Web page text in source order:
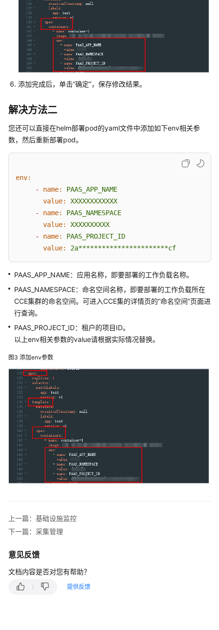
用
户
指
南
（1.0）
隆
坡
区
域）
指
（2.0）
（吉
API
参
考
（吉
坡
区
域）
用
指
南
布
扎
考
（阿
扎
比
区
添加完成后，单击“确定”，保存修改结果。
解决方法二
您还可以直接在helm部署pod的yaml文件中添加如下env相关参
数，然后重新部署pod。
env:
-
name:
PAAS_APP_NAME
value:
XXXXXXXXXXXX
-
name:
PAAS_NAMESPACE
value:
XXXXXXXXXX
-
name:
PAAS_PROJECT_ID
value:
2a***********************cf
PAAS_APP_NAME：应用名称，即要部署的工作负载名称。
PAAS_NAMESPACE：命名空间名称，即要部署的工作负载所在
CCE集群的命名空间。可进入CCE集的详情页的“命名空间”页面进
行查询。
PAAS_PROJECT_ID：租户的项目ID。
以上env相关参数的value请根据实际情况替换。
图3 添加env参数
上一篇：基础设施监控
下一篇：采集管理
意见反馈
文档内容是否对您有帮助？
提供反馈